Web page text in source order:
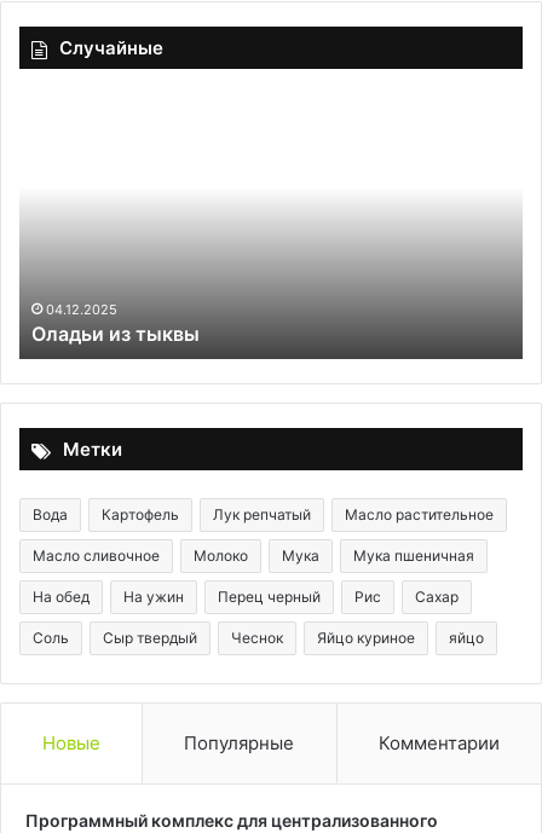
Случайные
04.12.2025
Оладьи из тыквы
С
Метки
Вода Картофель Лук репчатый Масло растительное
Масло сливочное Молоко Мука Мука пшеничная
На обед На ужин Перец черный Рис Сахар
Соль Сыр твердый Чеснок Яйцо куриное яйцо
Новые Популярные Комментарии
Программный комплекс для централизованного